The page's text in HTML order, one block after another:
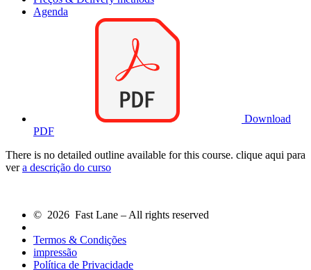
Agenda
Download
PDF
There is no detailed outline available for this course. clique aqui para
vera descrição do curso
© 2026 Fast Lane – All rights reserved
Termos & Condições
impressão
Política de Privacidade